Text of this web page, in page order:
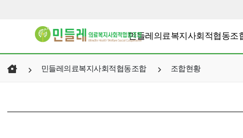
민들레의료복지사회적협동조
민들레의료복지사회적협동조합 조합현황